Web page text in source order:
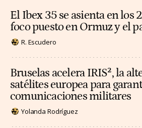
El Ibex 35 se asienta en los
foco puesto en Ormuz y el
R. Escudero
Bruselas acelera IRIS², la
satélites europea para
comunicaciones militares
Yolanda Rodríguez